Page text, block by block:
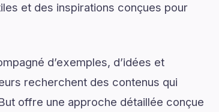
et des inspirations conçues pour
d’exemples, d’idées et
recherchent des contenus qui
offre une approche détaillée conçue